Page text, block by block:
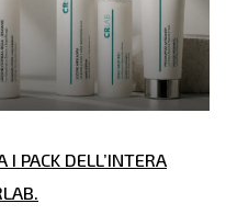
PACK DELL’INTERA